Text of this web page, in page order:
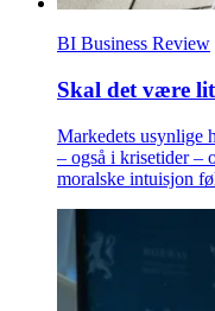
BI Business Review
Skal det være
Markedets usynlige
– også i krisetider –
moralske intuisjon